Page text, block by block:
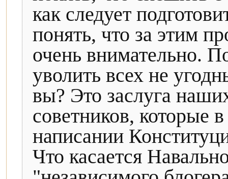
как следует
понять, что за этим
очень внимательно.
уволить всех не
вы? Это заслуга
советников, которые
написании
Что касается